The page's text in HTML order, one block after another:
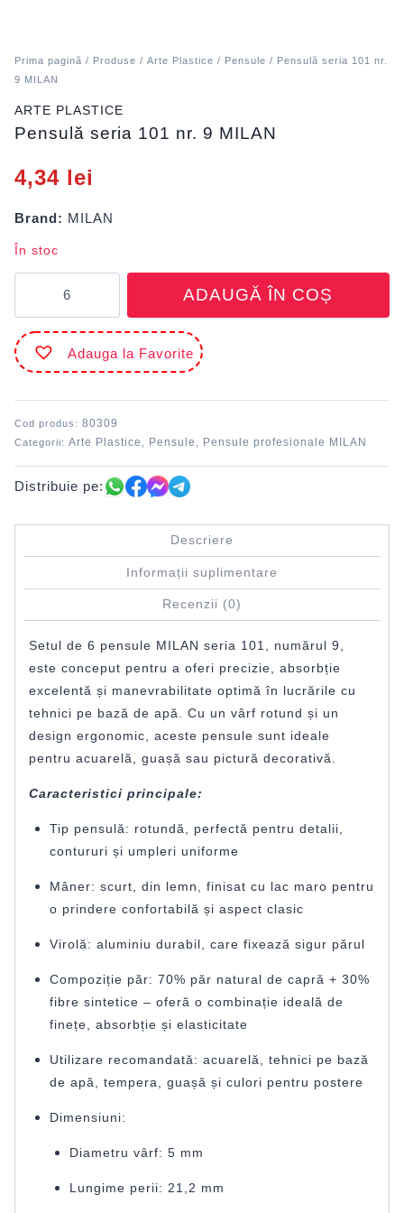
Prima pagină / Produse / Arte Plastice / Pensule / Pensulă seria 101 nr.
9 MILAN
ARTE PLASTICE
Pensulă seria 101 nr. 9 MILAN
4,34 lei
Brand: MILAN
În stoc
Pensulă
seria
101
nr.
ADAUGĂ ÎN COȘ
Adauga la Favorite
Cod produs: 80309
Categorii: Arte Plastice Pensule Pensule profesionale MILAN
Distribuie pe:
Descriere
Informații suplimentare
Recenzii (0)
Setul de 6 pensule MILAN seria 101, numărul 9,
este conceput pentru a oferi precizie, absorbție
excelentă și manevrabilitate optimă în lucrările cu
tehnici pe bază de apă. Cu un vârf rotund și un
design ergonomic, aceste pensule sunt ideale
pentru acuarelă, guașă sau pictură decorativă.
Caracteristici principale:
Tip pensulă: rotundă, perfectă pentru detalii,
contururi și umpleri uniforme
Mâner: scurt, din lemn, finisat cu lac maro pentru
o prindere confortabilă și aspect clasic
Virolă: aluminiu durabil, care fixează sigur părul
Compoziție păr: 70% păr natural de capră + 30%
fibre sintetice – oferă o combinație ideală de
finețe, absorbție și elasticitate
Utilizare recomandată: acuarelă, tehnici pe bază
de apă, tempera, guașă și culori pentru postere
Dimensiuni:
Diametru vârf: 5 mm
Lungime perii: 21,2 mm